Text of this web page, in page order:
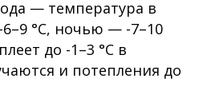
— температура в
°C, ночью — -7–10
до -1–3 °C в
и потепления до